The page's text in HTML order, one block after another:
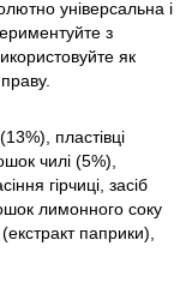
універсальна і
з
як
пластівці
чилі (5%),
гірчиці, засіб
лимонного соку
паприки),